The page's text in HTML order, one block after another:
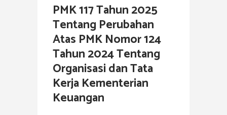
PMK 117 Tahun 2025
Tentang Perubahan
Atas PMK Nomor 124
Tahun 2024 Tentang
Organisasi dan Tata
Kerja Kementerian
Keuangan